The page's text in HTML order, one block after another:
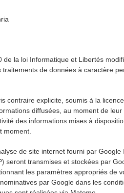
la loi Informatique et Libertés
de données à caractère
contraire explicite, soumis à la licence
diffusées, au moment de
des informations mises à
moment.
de site internet fourni par
seront transmises et stockées par
les paramètres appropriés de
par Google dans les